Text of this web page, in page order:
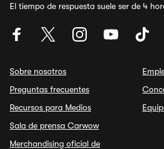
El tiempo de respuesta suele ser de 4
Sobre nosotros
Preguntas frecuentes
Recursos para Medios
Sala de prensa Carwow
Merchandising oficial de